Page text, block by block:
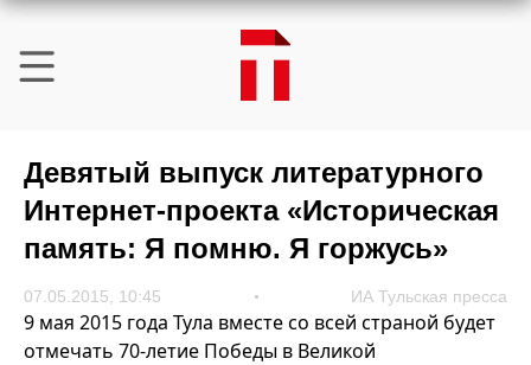
Девятый выпуск литературного
Интернет-проекта «Историческая
память: Я помню. Я горжусь»
07.05.2015, 10:45 ИА Тульская пресса
9 мая 2015 года Тула вместе со всей страной будет
отмечать 70-летие Победы в Великой